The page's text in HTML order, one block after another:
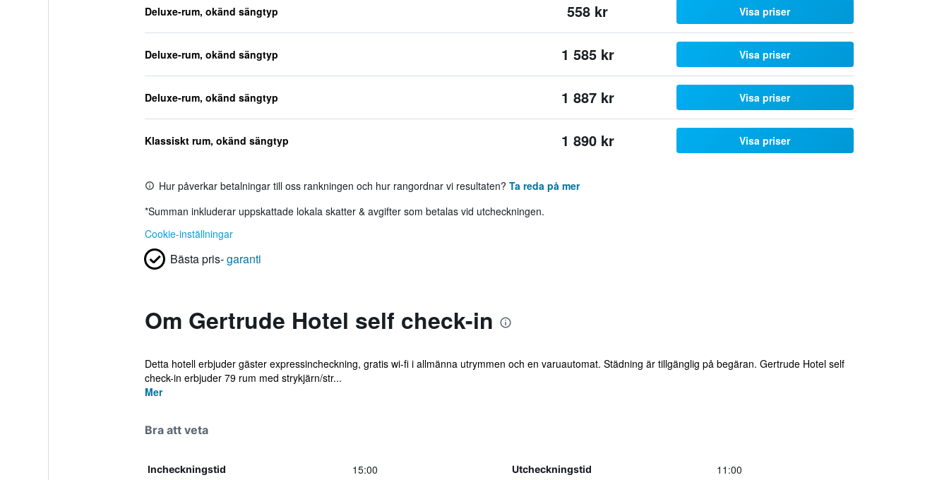
Deluxe-rum, okänd sängtyp 558 kr Visa priser
Deluxe-rum, okänd sängtyp 1 585 kr Visa priser
Deluxe-rum, okänd sängtyp 1 887 kr Visa priser
Klassiskt rum, okänd sängtyp 1 890 kr Visa priser
Hur påverkar betalningar till oss rankningen och hur rangordnar vi resultaten? Ta reda på mer
*Summan inkluderar uppskattade lokala skatter & avgifter som betalas vid utcheckningen.
Cookie-inställningar
Bästa pris-garanti
Om Gertrude Hotel self check-in
Detta hotell erbjuder gäster expressincheckning, gratis wi-fi i allmänna utrymmen och en varuautomat. Städning är tillgänglig på begäran. Gertrude Hotel self
check-in erbjuder 79 rum med strykjärn/str...
Mer
Bra att veta
Incheckningstid 15:00 Utcheckningstid 11:00